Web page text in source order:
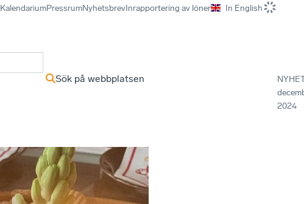
KalendariumPressrumNyhetsbrevInrapportering av löner In English
Sök på webbplatsen
2024